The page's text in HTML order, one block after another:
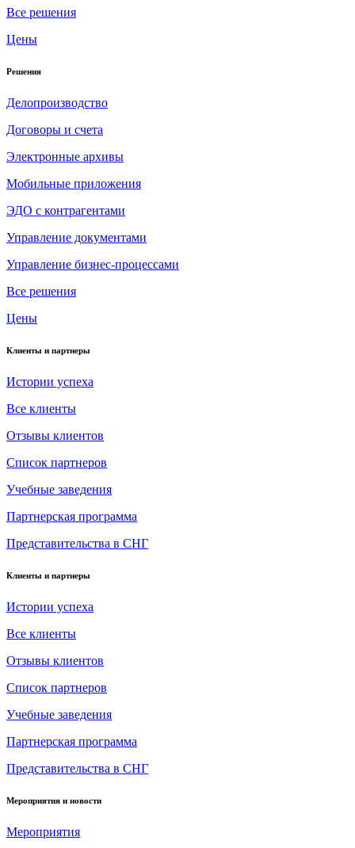
Все решения
Цены
Решения
Делопроизводство
Договоры и счета
Электронные архивы
Мобильные приложения
ЭДО с контрагентами
Управление документами
Управление бизнес-процессами
Все решения
Цены
Клиенты и партнеры
Истории успеха
Все клиенты
Отзывы клиентов
Список партнеров
Учебные заведения
Партнерская программа
Представительства в СНГ
Клиенты и партнеры
Истории успеха
Все клиенты
Отзывы клиентов
Список партнеров
Учебные заведения
Партнерская программа
Представительства в СНГ
Мероприятия и новости
Мероприятия